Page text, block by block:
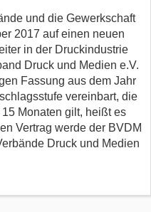
und die Gewerkschaft
2017 auf einen neuen
in der Druck­industrie
Druck und Medien e.V.
Fassung aus dem Jahr
vereinbart, die
Monaten gilt, heißt es
Vertrag werde der BVDM
Druck und Medien